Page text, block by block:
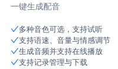
一键生成配音
多种音色可选，支持试听
支持语速、音量与情感调节
生成音频并支持在线播放
支持记录管理与下载